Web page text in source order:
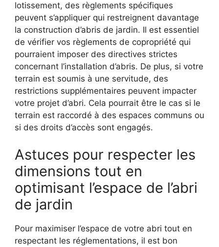
lotissement, des règlements spécifiques
peuvent s’appliquer qui restreignent davantage
la construction d’abris de jardin. Il est essentiel
de vérifier vos règlements de copropriété qui
pourraient imposer des directives strictes
concernant l’installation d’abris. De plus, si votre
terrain est soumis à une servitude, des
restrictions supplémentaires peuvent impacter
votre projet d’abri. Cela pourrait être le cas si le
terrain est raccordé à des espaces communs ou
si des droits d’accès sont engagés.
Astuces pour respecter les
dimensions tout en
optimisant l’espace de l’abri
de jardin
Pour maximiser l’espace de votre abri tout en
respectant les réglementations, il est bon